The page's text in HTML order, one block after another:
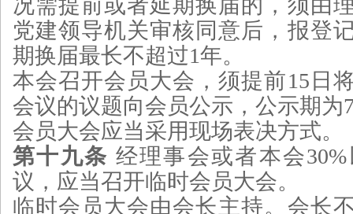
况需提前或者延期换届的，须由
党建领导机关审核同意后，报登
期换届最长不超过1年。
本会召开会员大会，须提前15日
会议的议题向会员公示，公示期为
会员大会应当采用现场表决方式。
第十九条 经理事会或者本会
议，应当召开临时会员大会。
临时会员大会由会长主持。会长